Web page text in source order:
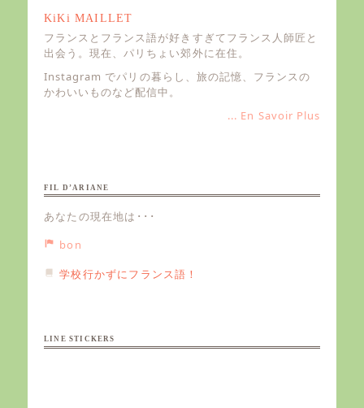
KiKi MAILLET
フランスとフランス語が好きすぎてフランス人師匠と
出会う。現在、パリちょい郊外に在住。
Instagram でパリの暮らし、旅の記憶、フランスの
かわいいものなど配信中。
... En Savoir Plus
FIL D’ARIANE
あなたの現在地は･･･
bon
学校行かずにフランス語！
LINE STICKERS